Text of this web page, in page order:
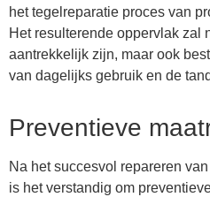
het tegelreparatie proces van
Het resulterende oppervlak zal
aantrekkelijk zijn, maar ook
van dagelijks gebruik en de
Preventieve
Na het succesvol repareren
is het verstandig om